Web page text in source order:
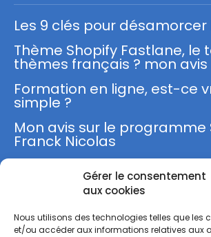
Gérer le consentement
aux cookies
Nous utilisons des technologies telles que les
et/ou accéder aux informations relatives aux
Les 9 clés pour
Thème Shopify Fastlane, le
thèmes français ? mon avis
Formation en ligne, est-ce
simple ?
Mon avis sur le programme
Franck Nicolas
S'inscrire